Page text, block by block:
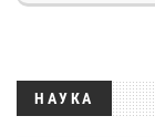
НАУКА